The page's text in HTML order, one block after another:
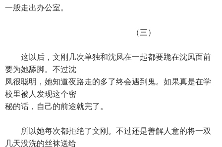
一般走出办公室。
（三）
这以后，文刚几次单独和沈凤在一起都要跪在沈凤面前
要为她舔脚。不过沈
凤很聪明，她知道夜路走的多了终会遇到鬼。如果真是在学
校里被人发现这个密
秘的话，自己的前途就完了。
所以她每次都拒绝了文刚。不过还是善解人意的将一双
几天没洗的丝袜送给